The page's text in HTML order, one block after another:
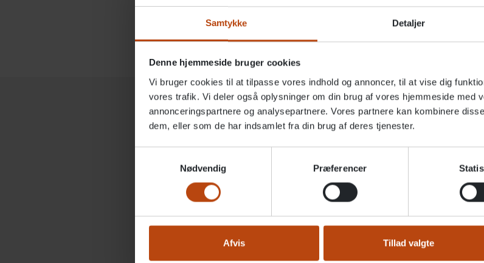
Samtykke Detaljer
Denne hjemmeside bruger cookies
Vi bruger cookies til at tilpasse vores indhold og annoncer, til at vise dig
vores trafik. Vi deler også oplysninger om din brug af vores hjemmeside med
annonceringspartnere og analysepartnere. Vores partnere kan kombinere
dem, eller som de har indsamlet fra din brug af deres tjenester.
Nødvendig
Præferencer
Afvis Tillad valgte
Her finder du alle